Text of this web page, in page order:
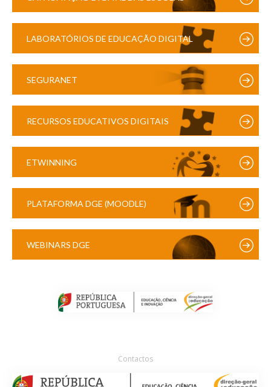
LABORATÓRIOS DE EDUCAÇÃO DIGITAL
SEGURANET
RECURSOS EDUCATIVOS DIGITAIS
ETWINNING
PLATAFORMA DGE (MOODLE)
WEBINARS DGE
Contactos